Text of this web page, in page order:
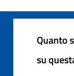
Quanto
su